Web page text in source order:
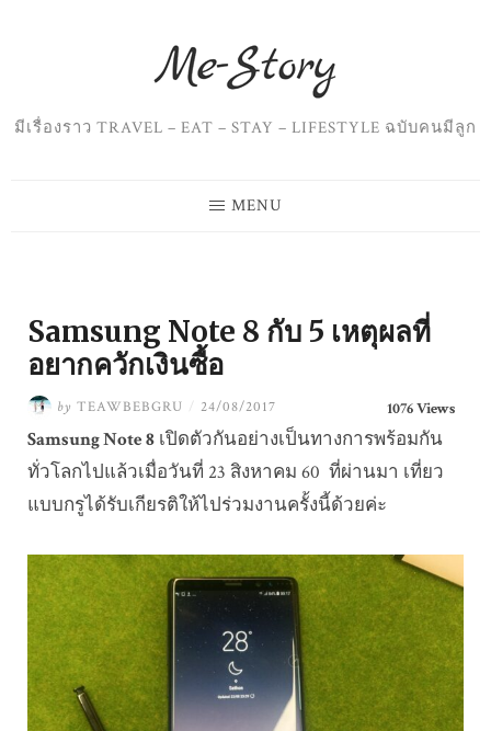
content
มีเรื่องราว TRAVEL – EAT – STAY – LIFESTYLE ฉบับคนมีลูก
MENU
Samsung Note 8 กับ 5 เหตุผลที่
อยากควักเงินซื้อ
by TEAWBEBGRU / 24/08/2017 1076 Views
Samsung Note 8 เปิดตัวกันอย่างเป็นทางการพร้อมกัน
ทั่วโลกไปแล้วเมื่อวันที่ 23 สิงหาคม 60 ที่ผ่านมา เที่ยว
แบบกรูได้รับเกียรติให้ไปร่วมงานครั้งนี้ด้วยค่ะ